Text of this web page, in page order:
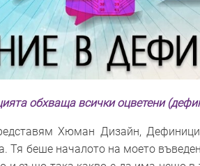
обхваща всички оцветени
Хюман Дизайн,
Тя беше началото на моето